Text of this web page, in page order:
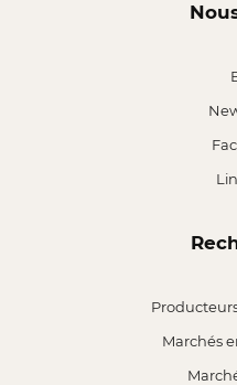
Marchés